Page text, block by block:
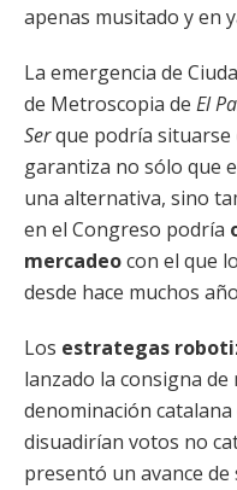
apenas musitado y en
La emergencia de
de Metroscopia de El
Serque podría situarse
garantiza no sólo que
una alternativa, sino
en el Congreso podría
mercadeocon el que
desde hace muchos
Los estrategas
lanzado la consigna
denominación
disuadirían votos no
presentó un avance